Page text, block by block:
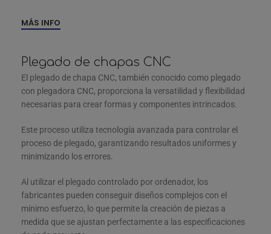
MÁS INFO
Plegado de chapas CNC
El plegado de chapa CNC, también conocido como plegado
con plegadora CNC, proporciona la versatilidad y flexibilidad
necesarias para crear formas y componentes intrincados.
Este proceso utiliza tecnología avanzada para controlar el
proceso de plegado, garantizando resultados uniformes y
minimizando los errores.
Al utilizar el plegado controlado por ordenador, los
fabricantes pueden conseguir diseños complejos con el
mínimo esfuerzo, lo que permite la creación de piezas a
medida que se ajustan perfectamente a las especificaciones